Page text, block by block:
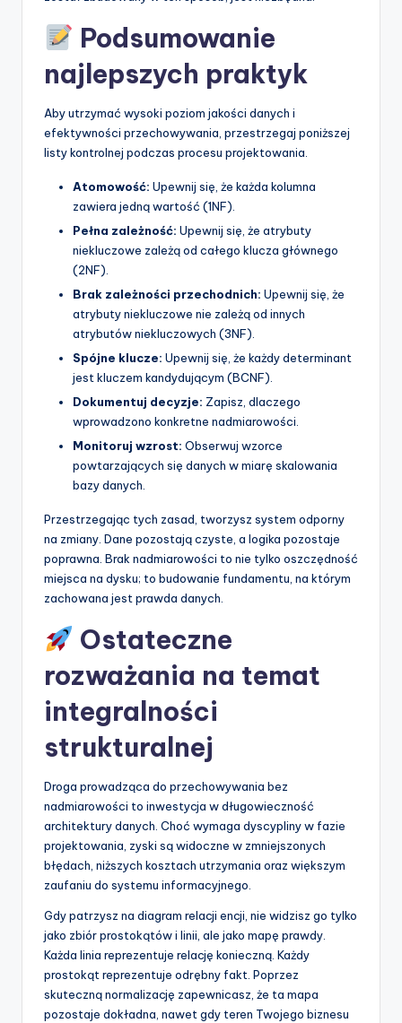
Podsumowanie
najlepszych praktyk
Aby utrzymać wysoki poziom jakości danych i
efektywności przechowywania, przestrzegaj poniższej
listy kontrolnej podczas procesu projektowania.
Atomowość: Upewnij się, że każda kolumna
zawiera jedną wartość (1NF).
Pełna zależność: Upewnij się, że atrybuty
niekluczowe zależą od całego klucza głównego
(2NF).
Brak zależności przechodnich: Upewnij się, że
atrybuty niekluczowe nie zależą od innych
atrybutów niekluczowych (3NF).
Spójne klucze: Upewnij się, że każdy determinant
jest kluczem kandydującym (BCNF).
Dokumentuj decyzje: Zapisz, dlaczego
wprowadzono konkretne nadmiarowości.
Monitoruj wzrost: Obserwuj wzorce
powtarzających się danych w miarę skalowania
bazy danych.
Przestrzegając tych zasad, tworzysz system odporny
na zmiany. Dane pozostają czyste, a logika pozostaje
poprawna. Brak nadmiarowości to nie tylko oszczędność
miejsca na dysku; to budowanie fundamentu, na którym
zachowana jest prawda danych.
Ostateczne
rozważania na temat
integralności
strukturalnej
Droga prowadząca do przechowywania bez
nadmiarowości to inwestycja w długowieczność
architektury danych. Choć wymaga dyscypliny w fazie
projektowania, zyski są widoczne w zmniejszonych
błędach, niższych kosztach utrzymania oraz większym
zaufaniu do systemu informacyjnego.
Gdy patrzysz na diagram relacji encji, nie widzisz go tylko
jako zbiór prostokątów i linii, ale jako mapę prawdy.
Każda linia reprezentuje relację konieczną. Każdy
prostokąt reprezentuje odrębny fakt. Poprzez
skuteczną normalizację zapewnicasz, że ta mapa
pozostaje dokładna, nawet gdy teren Twojego biznesu